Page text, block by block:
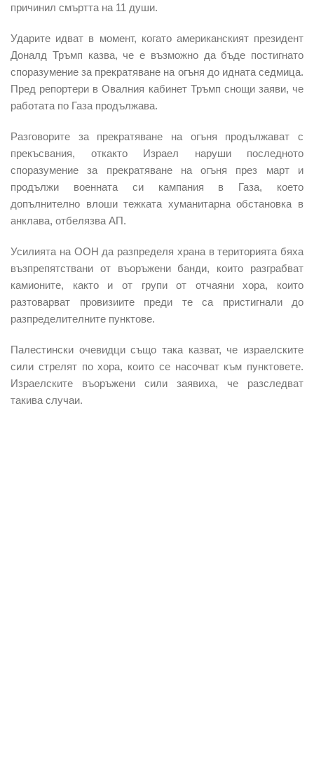
причинил смъртта на 11 души.
Ударите идват в момент, когато американският президент
Доналд Тръмп казва, че е възможно да бъде постигнато
споразумение за прекратяване на огъня до идната седмица.
Пред репортери в Овалния кабинет Тръмп снощи заяви, че
работата по Газа продължава.
Разговорите за прекратяване на огъня продължават с
прекъсвания, откактоИзраел наруши последното
споразумение за прекратяване на огъня през март и
продължи военната си кампания в Газа, което
допълнително влоши тежката хуманитарна обстановка в
анклава, отбелязва АП.
Усилията на ООН да разпределя храна в територията бяха
възпрепятствани от въоръжени банди, които разграбват
камионите, както и от групи от отчаяни хора, които
разтоварват провизиите преди те са пристигнали до
разпределителните пунктове.
Палестински очевидци също така казват, че израелските
сили стрелят по хора, които се насочват към пунктовете.
Израелските въоръжени сили заявиха, че разследват
такива случаи.